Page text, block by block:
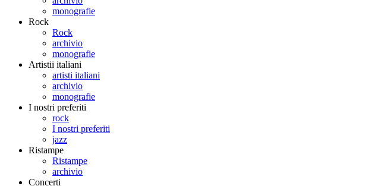
monografie
Rock
Rock
archivio
monografie
Artistii italiani
artisti italiani
archivio
monografie
I nostri preferiti
rock
I nostri preferiti
jazz
Ristampe
Ristampe
archivio
Concerti